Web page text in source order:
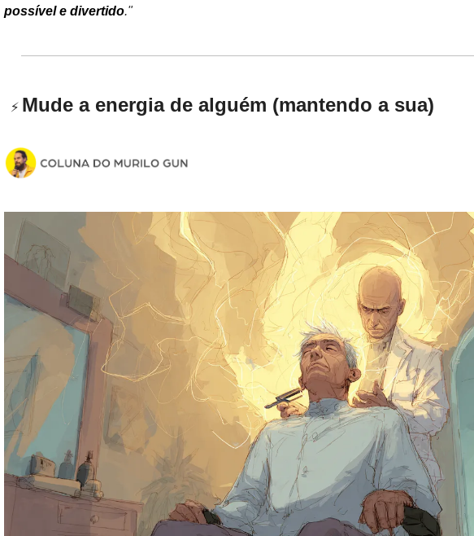
possível e divertido."
⚡ Mude a energia de alguém (mantendo a sua)